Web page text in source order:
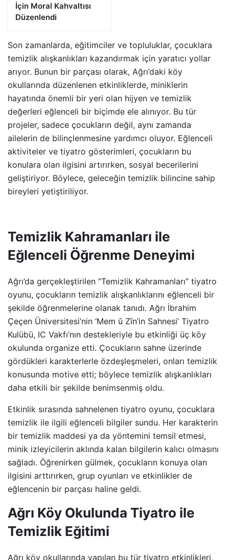
İçin Moral Kahvaltısı
Düzenlendi
Son zamanlarda, eğitimciler ve topluluklar, çocuklara
temizlik alışkanlıkları kazandırmak için yaratıcı yollar
arıyor. Bunun bir parçası olarak, Ağrı’daki köy
okullarında düzenlenen etkinliklerde, miniklerin
hayatında önemli bir yeri olan hijyen ve temizlik
değerleri eğlenceli bir biçimde ele alınıyor. Bu tür
projeler, sadece çocukların değil, aynı zamanda
ailelerin de bilinçlenmesine yardımcı oluyor. Eğlenceli
aktiviteler ve tiyatro gösterimleri, çocukların bu
konulara olan ilgisini artırırken, sosyal becerilerini
geliştiriyor. Böylece, geleceğin temizlik bilincine sahip
bireyleri yetiştiriliyor.
Temizlik Kahramanları ile
Eğlenceli Öğrenme Deneyimi
Ağrı’da gerçekleştirilen “Temizlik Kahramanları” tiyatro
oyunu, çocukların temizlik alışkanlıklarını eğlenceli bir
şekilde öğrenmelerine olanak tanıdı. Ağrı İbrahim
Çeçen Üniversitesi’nin ‘Mem û Zîn’in Sahnesi’ Tiyatro
Kulübü, IC Vakfı’nın destekleriyle bu etkinliği üç köy
okulunda organize etti. Çocukların sahne üzerinde
gördükleri karakterlerle özdeşleşmeleri, onları temizlik
konusunda motive etti; böylece temizlik alışkanlıkları
daha etkili bir şekilde benimsenmiş oldu.
Etkinlik sırasında sahnelenen tiyatro oyunu, çocuklara
temizlik ile ilgili eğlenceli bilgiler sundu. Her karakterin
bir temizlik maddesi ya da yöntemini temsil etmesi,
minik izleyicilerin aklında kalan bilgilerin kalıcı olmasını
sağladı. Öğrenirken gülmek, çocukların konuya olan
ilgisini arttırırken, grup oyunları ve etkinlikler de
eğlencenin bir parçası haline geldi.
Ağrı Köy Okulunda Tiyatro ile
Temizlik Eğitimi
Ağrı köy okullarında yapılan bu tür tiyatro etkinlikleri,